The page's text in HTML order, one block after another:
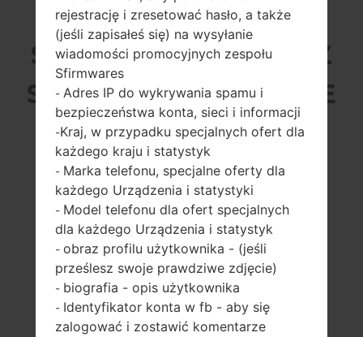
SAMSUNG SM-J260Y Z
SERII GALAXY J2 CORE
5.0 cali (~66.7%
stosunek ekranu
do ciała)
540 x 960 pikseli
(~220 gęstość
pikseli na cal)
1.4GHz Cortex-A53
Exynos 7570 Quad
(14 nm)
1GB
rejestrację i zresetować hasło, a także
(jeśli zapisałeś się) na wysyłanie
wiadomości promocyjnych zespołu
Sfirmwares
- Adres IP do wykrywania spamu i
bezpieczeństwa konta, sieci i informacji
-Kraj, w przypadku specjalnych ofert dla
każdego kraju i statystyk
- Marka telefonu, specjalne oferty dla
każdego Urządzenia i statystyki
- Model telefonu dla ofert specjalnych
dla każdego Urządzenia i statystyk
- obraz profilu użytkownika - (jeśli
prześlesz swoje prawdziwe zdjęcie)
- biografia - opis użytkownika
- Identyfikator konta w fb - aby się
zalogować i zostawić komentarze